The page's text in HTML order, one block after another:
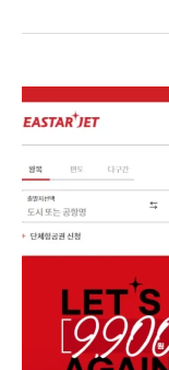
마
기
간
장
마